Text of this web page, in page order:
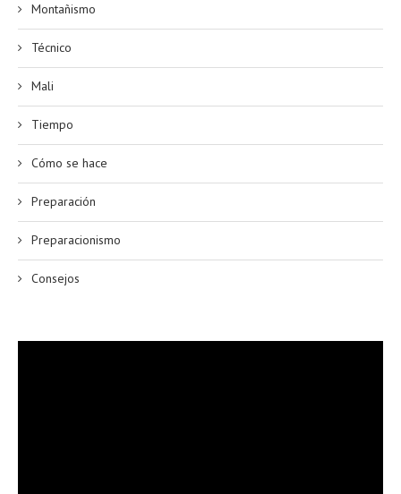
Montañismo
Técnico
Mali
Tiempo
Cómo se hace
Preparación
Preparacionismo
Consejos